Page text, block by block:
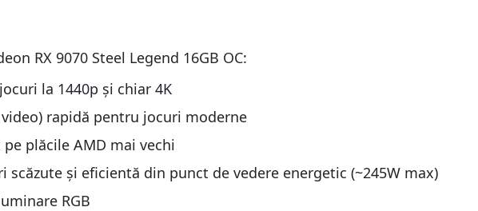
RX 9070 Steel Legend 16GB OC:
la 1440p și chiar 4K
video) rapidă pentru jocuri moderne
plăcile AMD mai vechi
scăzute și eficientă din punct de vedere energetic (~245W max)
RGB